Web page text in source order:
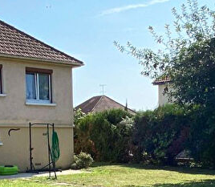
Pour en savoir plus, rendez-vous sur